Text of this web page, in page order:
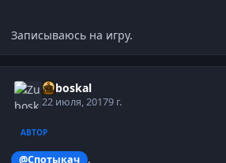
Записываюсь на игру.
Zuboskal
22 июля, 20179 г.
АВТОР
@Спотыкач
,